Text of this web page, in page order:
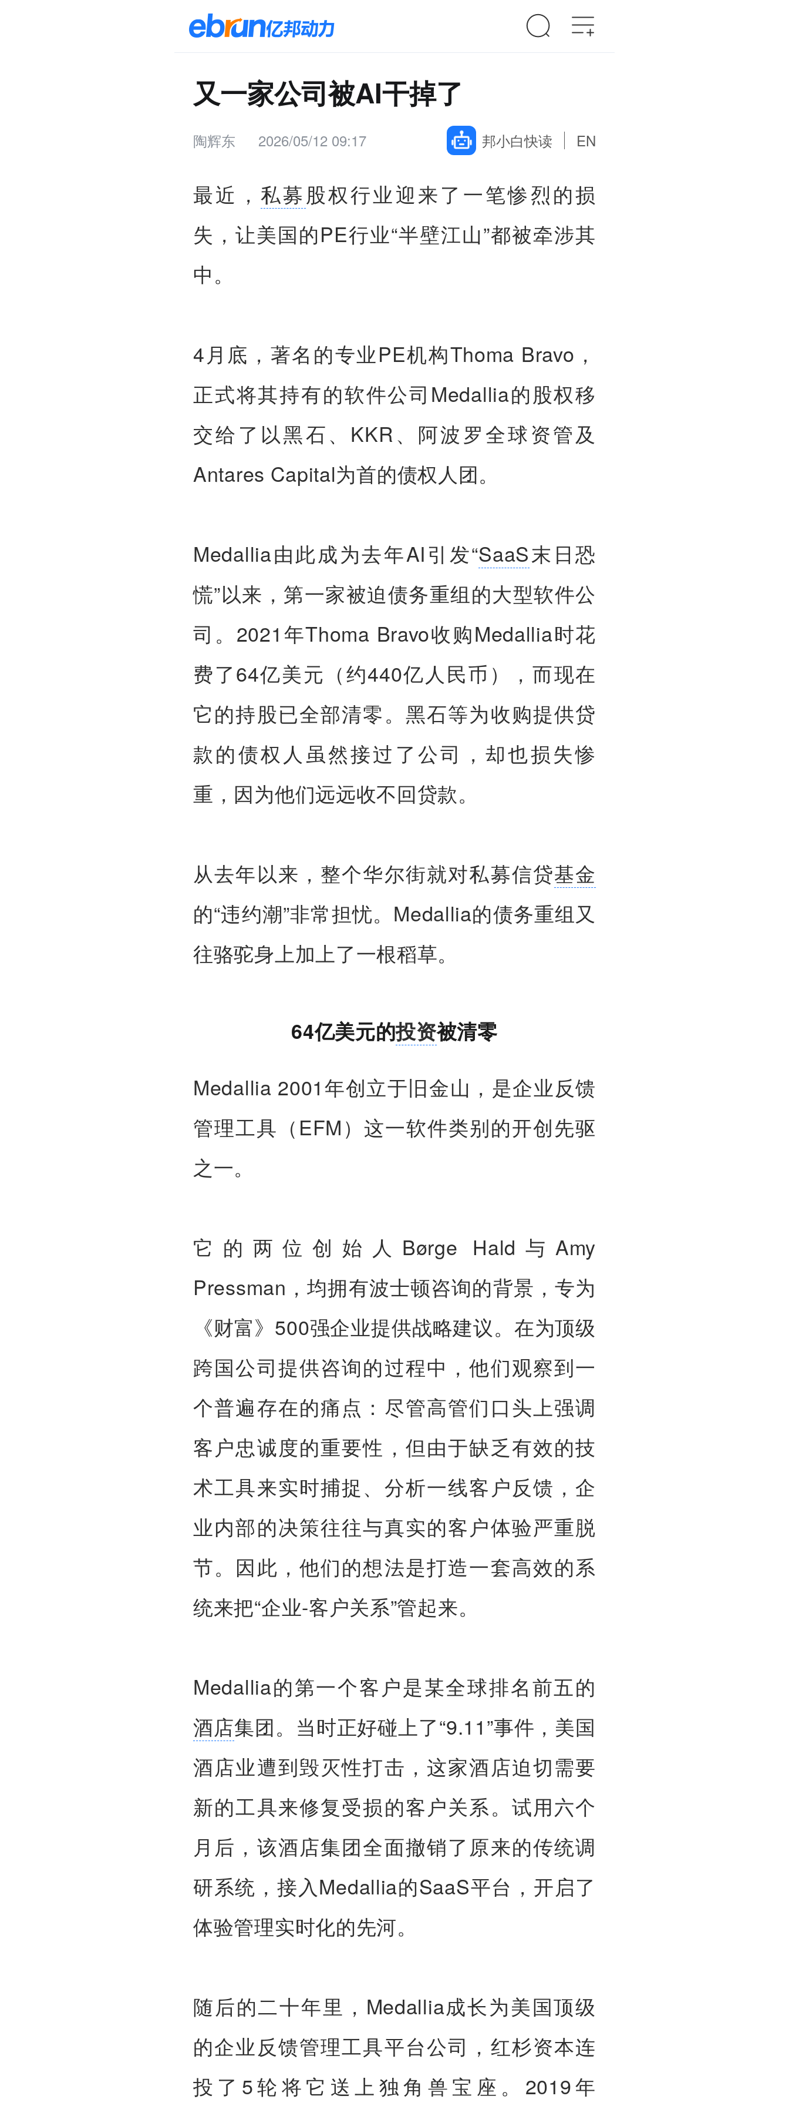
又一家公司被AI干掉了
陶辉东 2026/05/12 09:17 邦小白快读 EN
最近， 私募 股权行业迎来了一笔惨烈的损
失，让美国的PE行业“半壁江山”都被牵涉其
中。
4月底，著名的专业PE机构Thoma Bravo，
正式将其持有的软件公司Medallia的股权移
交给了以黑石、KKR、阿波罗全球资管及
Antares Capital为首的债权人团。
Medallia由此成为去年AI引发“SaaS末日恐
慌”以来，第一家被迫债务重组的大型软件公
司。2021年Thoma Bravo收购Medallia时花
费了64亿美元（约440亿人民币），而现在
它的持股已全部清零。黑石等为收购提供贷
款的债权人虽然接过了公司，却也损失惨
重，因为他们远远收不回贷款。
从去年以来，整个华尔街就对私募信贷基金
的“违约潮”非常担忧。Medallia的债务重组又
往骆驼身上加上了一根稻草。
64亿美元的投资被清零
Medallia 2001年创立于旧金山，是企业反馈
管理工具（EFM）这一软件类别的开创先驱
之一。
它的两位创始人Børge Hald与Amy
Pressman，均拥有波士顿咨询的背景，专为
《财富》500强企业提供战略建议。在为顶级
跨国公司提供咨询的过程中，他们观察到一
个普遍存在的痛点：尽管高管们口头上强调
客户忠诚度的重要性，但由于缺乏有效的技
术工具来实时捕捉、分析一线客户反馈，企
业内部的决策往往与真实的客户体验严重脱
节。因此，他们的想法是打造一套高效的系
统来把“企业-客户关系”管起来。
Medallia的第一个客户是某全球排名前五的
酒店集团。当时正好碰上了“9.11”事件，美国
酒店业遭到毁灭性打击，这家酒店迫切需要
新的工具来修复受损的客户关系。试用六个
月后，该酒店集团全面撤销了原来的传统调
研系统，接入Medallia的SaaS平台，开启了
体验管理实时化的先河。
随后的二十年里，Medallia成长为美国顶级
的企业反馈管理工具平台公司，红杉资本连
投了5轮将它送上独角兽宝座。2019年